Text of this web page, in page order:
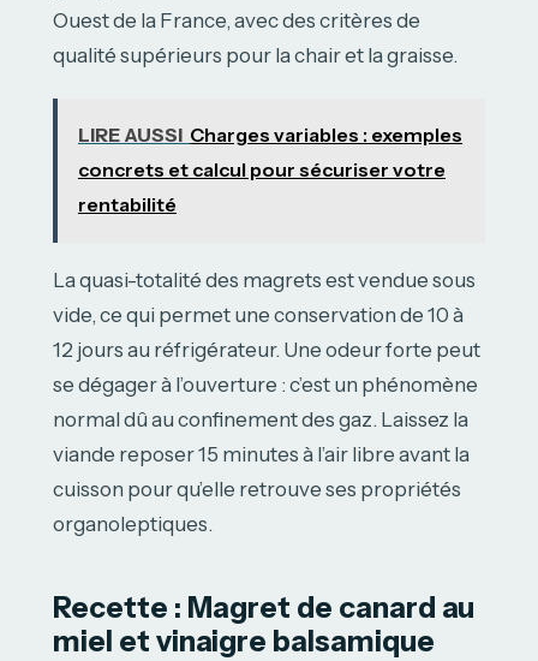
Ouest de la France, avec des critères de
qualité supérieurs pour la chair et la graisse.
LIRE AUSSI Charges variables : exemples
concrets et calcul pour sécuriser votre
rentabilité
La quasi-totalité des magrets est vendue sous
vide, ce qui permet une conservation de 10 à
12 jours au réfrigérateur. Une odeur forte peut
se dégager à l’ouverture : c’est un phénomène
normal dû au confinement des gaz. Laissez la
viande reposer 15 minutes à l’air libre avant la
cuisson pour qu’elle retrouve ses propriétés
organoleptiques.
Recette : Magret de canard au
miel et vinaigre balsamique